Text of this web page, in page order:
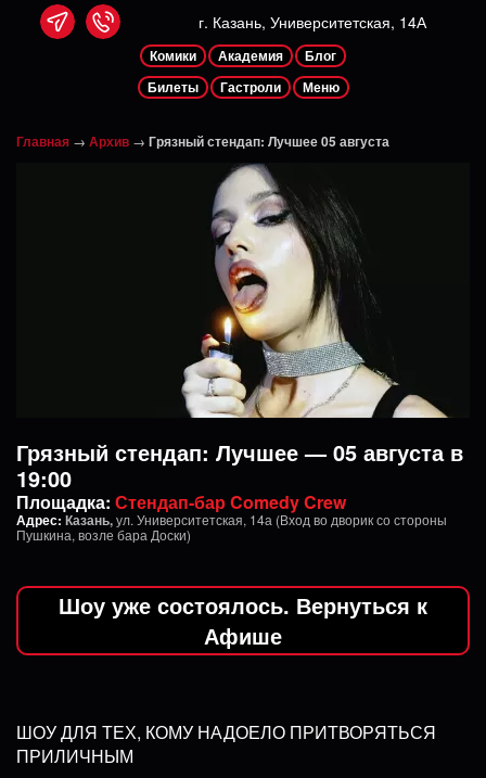
г. Казань, Университетская, 14А
Комики Академия
Блог
Билеты
Гастроли Меню
Главная → Архив → Грязный стендап: Лучшее 05 августа
Грязный стендап: Лучшее — 05 августа в
19:00
Площадка: Стендап-бар Comedy Crew
Адрес: Казань,ул. Университетская, 14а (Вход во дворик со стороны
Пушкина, возле бара Доски)
Шоу уже состоялось. Вернуться к
Афише
ШОУ ДЛЯ ТЕХ, КОМУ НАДОЕЛО ПРИТВОРЯТЬСЯ
ПРИЛИЧНЫМ